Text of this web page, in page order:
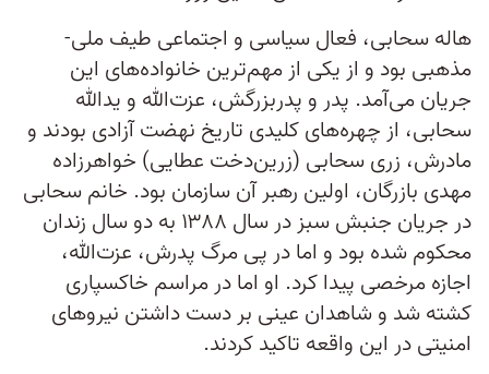
هاله سحابی، فعال سیاسی و اجتماعی طیف ملی-
مذهبی بود و از یکی از مهم‌ترین خانواده‌های این
جریان می‌آمد. پدر و پدربزرگش، عزت‌الله و یدالله
سحابی، از چهره‌های کلیدی تاریخ نهضت آزادی بودند و
مادرش، زری سحابی (زرین‌دخت عطایی) خواهرزاده
مهدی بازرگان، اولین رهبر آن سازمان بود. خانم سحابی
در جریان جنبش سبز در سال ۱۳۸۸ به دو سال زندان
محکوم شده بود و اما در پی مرگ پدرش، عزت‌الله،
اجازه مرخصی پیدا کرد. او اما در مراسم خاکسپاری
کشته شد و شاهدان عینی بر دست داشتن نیروهای
امنیتی در این واقعه تاکید کردند.